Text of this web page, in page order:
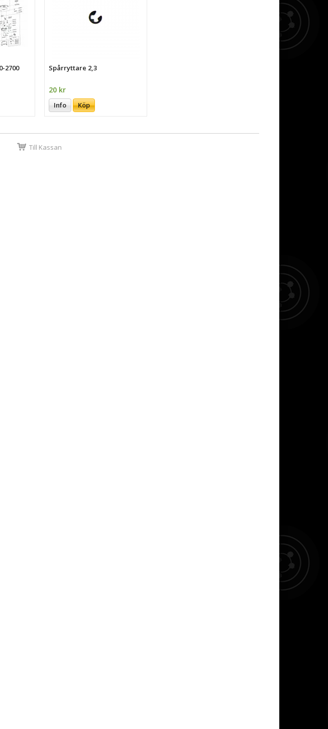
2700 Spårryttare 2,3
20 kr
Info Köp
Till Kassan